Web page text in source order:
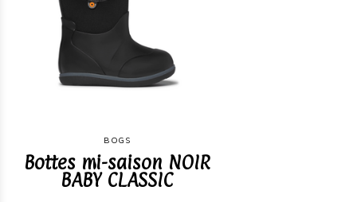
BOGS
Bottes mi-saison NOIR
BABY CLASSIC